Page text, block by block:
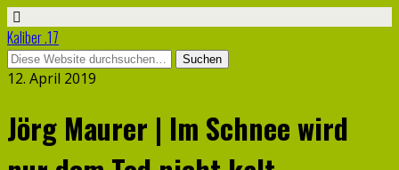
Kaliber .17
12. April 2019
Jörg Maurer | Im Schnee wird